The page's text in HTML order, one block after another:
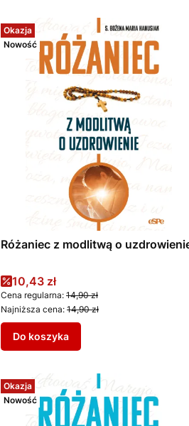
Okazja
Nowość
Różaniec z modlitwą o
Cena promocyjna
10,43 zł
Cena regularna: 14,90 zł
Najniższa cena: 14,90 zł
Do koszyka
Okazja
Nowość